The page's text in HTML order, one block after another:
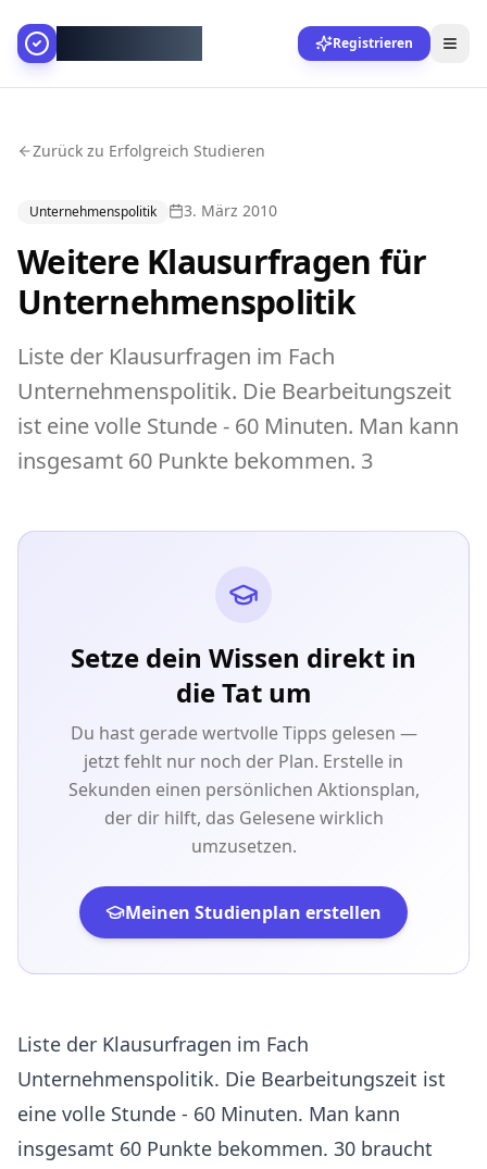
Registrieren
Zurück zu Erfolgreich Studieren
Unternehmenspolitik 3. März 2010
Weitere Klausurfragen für
Unternehmenspolitik
Liste der Klausurfragen im Fach
Unternehmenspolitik. Die Bearbeitungszeit
ist eine volle Stunde - 60 Minuten. Man kann
insgesamt 60 Punkte bekommen. 3
Setze dein Wissen direkt in
die Tat um
Du hast gerade wertvolle Tipps gelesen —
jetzt fehlt nur noch der Plan. Erstelle in
Sekunden einen persönlichen Aktionsplan,
der dir hilft, das Gelesene wirklich
umzusetzen.
Meinen Studienplan erstellen
Liste der Klausurfragen im Fach
Unternehmenspolitik. Die Bearbeitungszeit ist
eine volle Stunde - 60 Minuten. Man kann
insgesamt 60 Punkte bekommen. 30 braucht